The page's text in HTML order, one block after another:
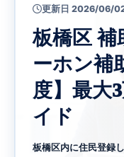
更新日 2026/06/
板橋区 補
ーホン補
度】最大
イド
板橋区内に住民登録